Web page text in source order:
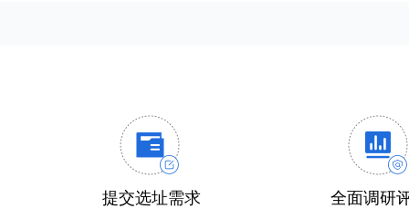
提交选址需求 全面调研